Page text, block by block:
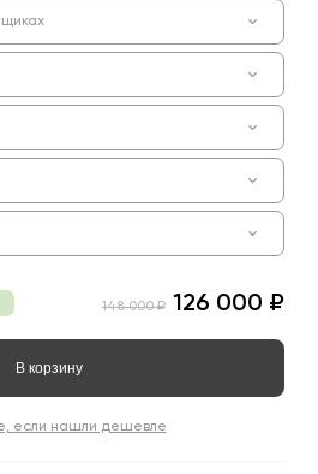
148 000 ₽ 126 000 ₽
В корзину
если нашли дешевле